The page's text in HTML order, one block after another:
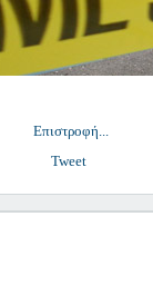
Επιστροφή...
Tweet